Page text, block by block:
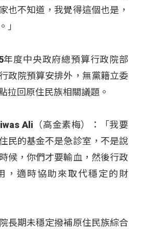
也不知道，我覺得這個也是，
」
年度中央政府總預算行政院部
政院預算安排外，無黨籍立委
拉回原住民族相關議題 。
Ali（高金素梅）：「我要
民的基金不是急診室，不是說
候，你們才要輸血，然後行政
，適時協助來取代穩定的財
長期未穩定撥補原住民族綜合